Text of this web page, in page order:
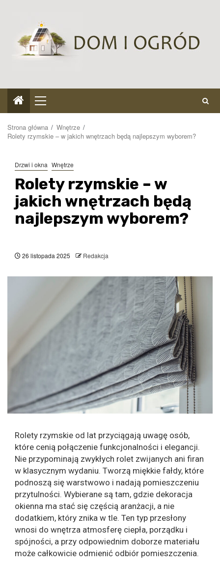
Menu
główne
Strona główna
Wnętrze
Rolety rzymskie – w jakich wnętrzach będą najlepszym wyborem?
Drzwi i okna Wnętrze
Rolety rzymskie – w
jakich wnętrzach będą
najlepszym wyborem?
26 listopada 2025 Redakcja
Rolety rzymskie od lat przyciągają uwagę osób,
które cenią połączenie funkcjonalności i elegancji.
Nie przypominają zwykłych rolet zwijanych ani firan
w klasycznym wydaniu. Tworzą miękkie fałdy, które
podnoszą się warstwowo i nadają pomieszczeniu
przytulności. Wybierane są tam, gdzie dekoracja
okienna ma stać się częścią aranżacji, a nie
dodatkiem, który znika w tle. Ten typ przesłony
wnosi do wnętrza atmosferę ciepła, porządku i
spójności, a przy odpowiednim doborze materiału
może całkowicie odmienić odbiór pomieszczenia.